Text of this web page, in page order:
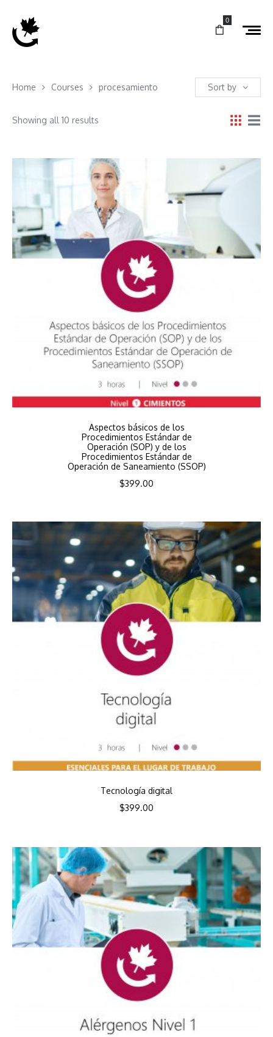
0
Home Courses procesamiento Sort by
Showing all 10 results
Aspectos básicos de los
Procedimientos Estándar de
Operación (SOP) y de los
Procedimientos Estándar de
Operación de Saneamiento (SSOP)
$399.00
Tecnología digital
$399.00